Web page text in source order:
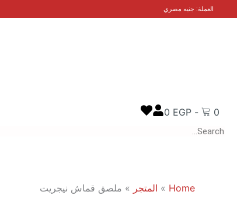
العملة: جنيه مصري
0
-
0 EGP
Search
Home
» المتجر » ملصق قماش نيجريت